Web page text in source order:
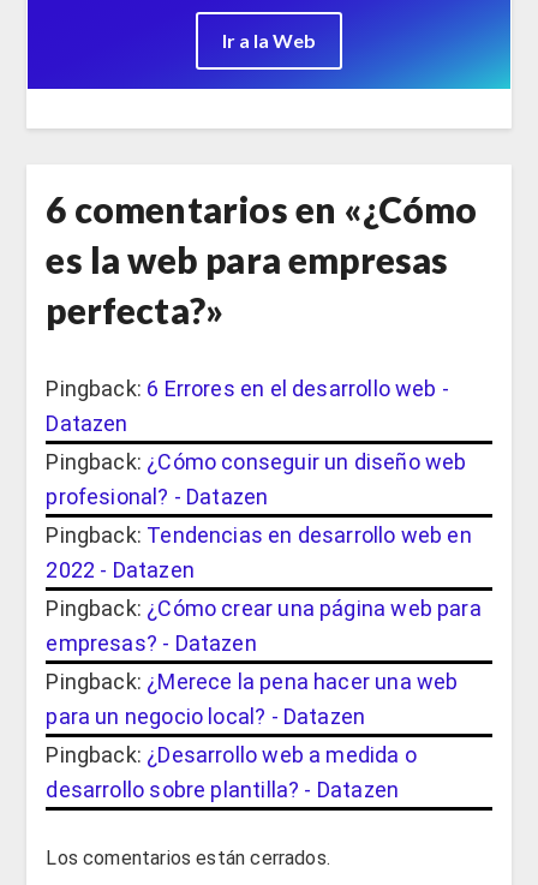
Ir a la Web
6 comentarios en «¿Cómo
es la web para empresas
perfecta?»
Pingback: 6 Errores en el desarrollo web -
Datazen
Pingback: ¿Cómo conseguir un diseño web
profesional? - Datazen
Pingback: Tendencias en desarrollo web en
2022 - Datazen
Pingback: ¿Cómo crear una página web para
empresas? - Datazen
Pingback: ¿Merece la pena hacer una web
para un negocio local? - Datazen
Pingback: ¿Desarrollo web a medida o
desarrollo sobre plantilla? - Datazen
Los comentarios están cerrados.